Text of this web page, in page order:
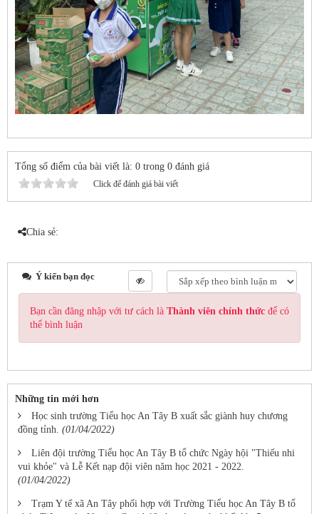
Tổng số điểm của bài viết là: 0 trong 0 đánh giá
Click để đánh giá bài viết
Chia sẻ:
Ý kiến bạn đọc
Bạn cần đăng nhập với tư cách là Thành viên chính thức để có
thể bình luận
Những tin mới hơn
Học sinh trường Tiểu học An Tây B xuất sắc giành huy chương
đồng tỉnh. (01/04/2022)
Liên đội trường Tiểu học An Tây B tổ chức Ngày hội "Thiếu nhi
vui khỏe" và Lễ Kết nạp đội viên năm học 2021 - 2022.
(01/04/2022)
Trạm Y tế xã An Tây phối hợp với Trường Tiểu học An Tây B tổ